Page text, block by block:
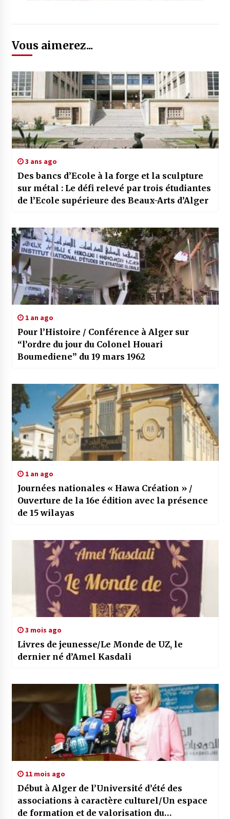
Vous aimerez...
3 ans ago
Des bancs d’Ecole à la forge et la sculpture
sur métal : Le défi relevé par trois étudiantes
de l’Ecole supérieure des Beaux-Arts d’Alger
1 an ago
Pour l’Histoire / Conférence à Alger sur
“l’ordre du jour du Colonel Houari
Boumediene” du 19 mars 1962
1 an ago
Journées nationales « Hawa Création » /
Ouverture de la 16e édition avec la présence
de 15 wilayas
3 mois ago
Livres de jeunesse/Le Monde de UZ, le
dernier né d’Amel Kasdali
11 mois ago
Début à Alger de l’Université d’été des
associations à caractère culturel/Un espace
de formation et de valorisation du